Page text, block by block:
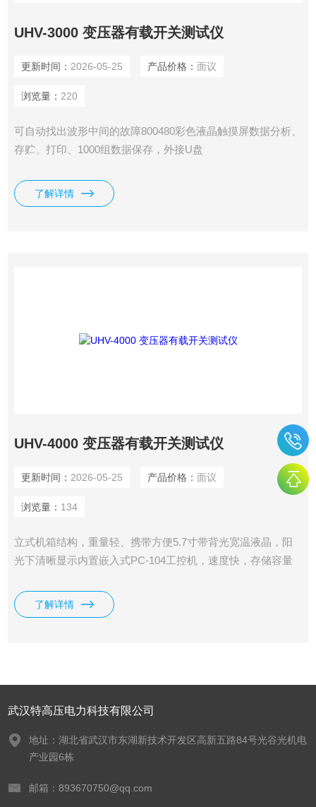
UHV-3000 变压器有载开关测试仪
更新时间： 2026-05-25 产品价格： 面议
浏览量： 220
可自动找出波形中间的故障800480彩色液晶触摸屏数据分析、
存贮、打印、1000组数据保存，外接U盘
了解详情
UHV-4000 变压器有载开关测试仪
更新时间： 2026-05-25 产品价格： 面议
浏览量： 134
立式机箱结构，重量轻、携带方便5.7寸带背光宽温液晶，阳
光下清晰显示内置嵌入式PC-104工控机，速度快，存储容量
了解详情
武汉特高压电力科技有限公司
地址：湖北省武汉市东湖新技术开发区高新五路84号光谷光机电
产业园6栋
邮箱：893670750@qq.com